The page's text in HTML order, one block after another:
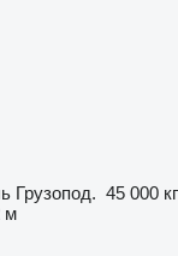
Грузопод. 45 000 кг
м